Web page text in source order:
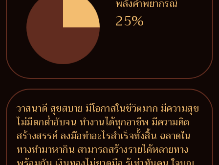
พลังคำพยากรณ์
25%
วาสนาดี สุขสบาย มีโอกาสในชีวิตมาก มีความสุข
ไม่มีตกต่ำอับจน ทำงานได้ทุกอาชีพ มีความคิด
สร้างสรรค์ ลงมือทำอะไรสำเร็จทั้งสิ้น ฉลาดใน
ทางทำมาหากิน สามารถสร้างรายได้หลายทาง